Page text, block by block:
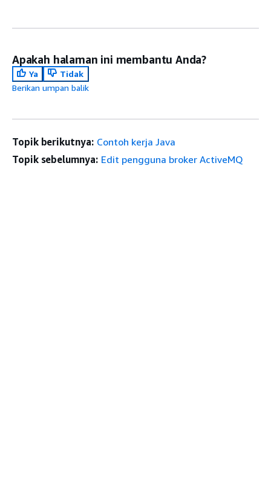
Apakah halaman ini membantu Anda?
Ya
Tidak
Berikan umpan balik
Topik berikutnya: Contoh kerja Java
Topik sebelumnya: Edit pengguna broker ActiveMQ